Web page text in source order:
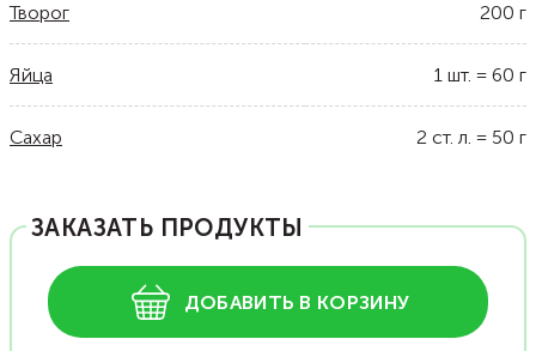
Творог 200 г
Яйца 1 шт. = 60 г
Сахар 2 ст. л. = 50 г
ЗАКАЗАТЬ ПРОДУКТЫ
ДОБАВИТЬ В КОРЗИНУ